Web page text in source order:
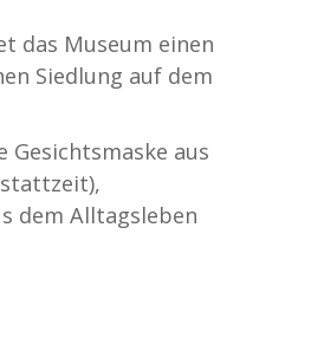
das Museum einen
Siedlung auf dem
aus
dem Alltagsleben